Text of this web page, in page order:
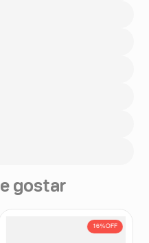
gostar
16%OFF